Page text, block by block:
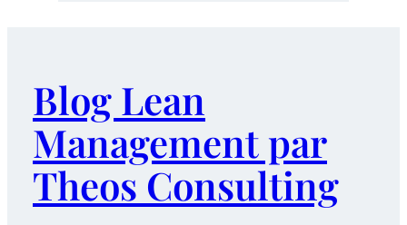
Blog Lean
Management par
Theos Consulting